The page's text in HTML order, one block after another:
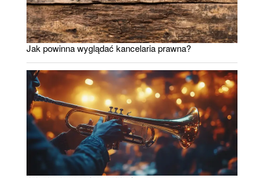
Jak powinna wyglądać kancelaria prawna?